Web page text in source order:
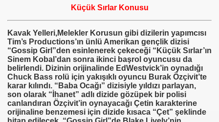
Küçük Sırlar Konusu
Kavak Yelleri,Melekler Korusun gibi dizilerin yapımcısı
Tim’s Productions’ın ünlü Amerikan gençlik dizisi
“Gossip Girl”den esinlenerek çekeceği “Küçük Sırlar’ın
Sinem Kobal’dan sonra ikinci başrol oyuncusu da
belirlendi. Dizinin orijinalinde EdWestvick’in oynadığı
Chuck Bass rolü için yakışıklı oyuncu Burak Özçivit’te
karar kılındı. “Baba Ocağı” dizisiyle yıldızı parlayan,
son olarak “İhanet” adlı dizide gözüpek bir polisi
canlandıran Özçivit’in oynayacağı Çetin karakterine
orijinaline benzemesi için dizide kısaca “Çet” şeklinde